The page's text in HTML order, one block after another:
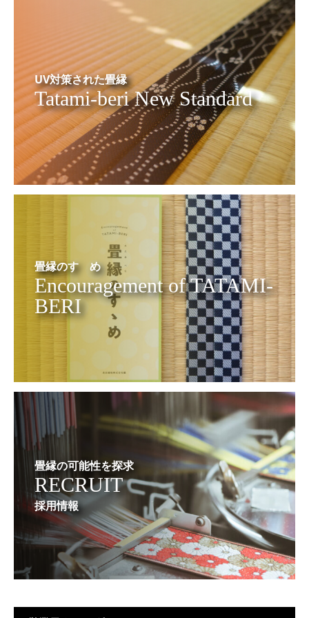
UV対策された畳縁
Tatami-beri New Standard
畳縁のすゝめ
Encouragement of TATAMI-
BERI
畳縁の可能性を探求
RECRUIT
採用情報